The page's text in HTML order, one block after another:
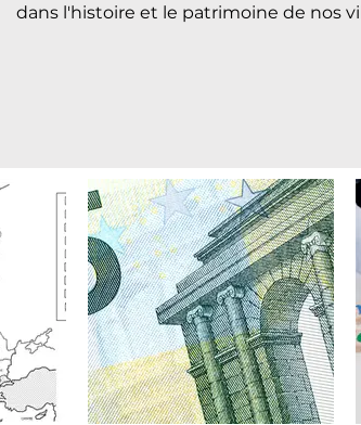
dans l'histoire et le patrimoine de nos